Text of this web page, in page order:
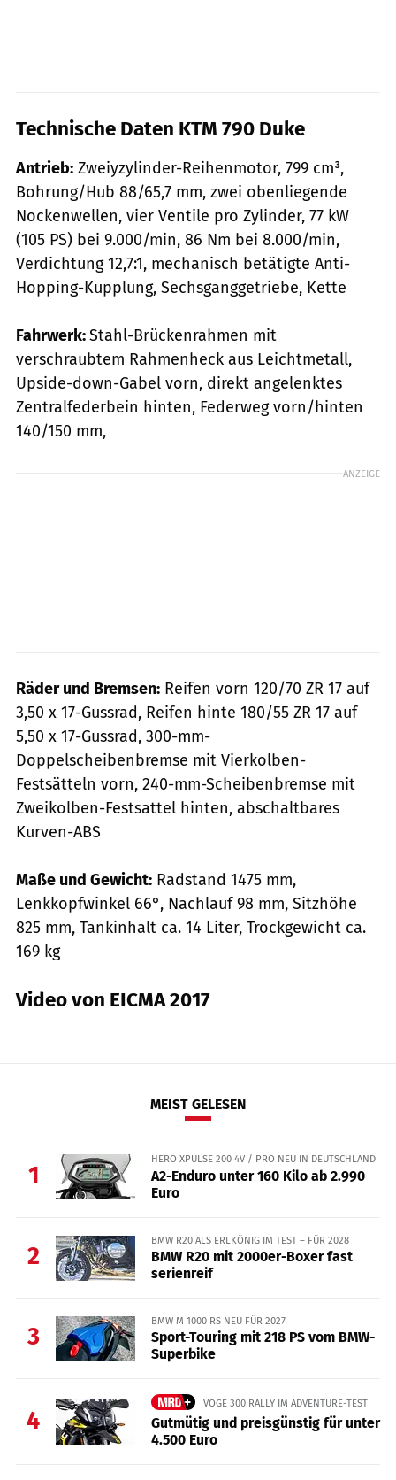
Technische Daten KTM 790 Duke
Antrieb: Zweiyzylinder-Reihenmotor, 799 cm³,
Bohrung/Hub 88/65,7 mm, zwei obenliegende
Nockenwellen, vier Ventile pro Zylinder, 77 kW
(105 PS) bei 9.000/min, 86 Nm bei 8.000/min,
Verdichtung 12,7:1, mechanisch betätigte Anti-
Hopping-Kupplung, Sechsganggetriebe, Kette
Fahrwerk:Stahl-Brückenrahmen mit
verschraubtem Rahmenheck aus Leichtmetall,
Upside-down-Gabel vorn, direkt angelenktes
Zentralfederbein hinten, Federweg vorn/hinten
140/150 mm,
ANZEIGE
Räder und Bremsen: Reifen vorn 120/70 ZR 17 auf
3,50 x 17-Gussrad, Reifen hinte 180/55 ZR 17 auf
5,50 x 17-Gussrad, 300-mm-
Doppelscheibenbremse mit Vierkolben-
Festsätteln vorn, 240-mm-Scheibenbremse mit
Zweikolben-Festsattel hinten, abschaltbares
Kurven-ABS
Maße und Gewicht: Radstand 1475 mm,
Lenkkopfwinkel 66°, Nachlauf 98 mm, Sitzhöhe
825 mm, Tankinhalt ca. 14 Liter, Trockgewicht ca.
169 kg
Video von EICMA 2017
MEIST GELESEN
1
HERO XPULSE 200 4V / PRO NEU IN DEUTSCHLAND
A2-Enduro unter 160 Kilo ab 2.990
Euro
2
BMW R20 ALS ERLKÖNIG IM TEST – FÜR 2028
BMW R20 mit 2000er-Boxer fast
serienreif
3
BMW M 1000 RS NEU FÜR 2027
Sport-Touring mit 218 PS vom BMW-
Superbike
4
VOGE 300 RALLY IM ADVENTURE-TEST
Gutmütig und preisgünstig für unter
4.500 Euro